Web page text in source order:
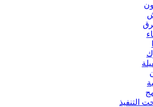
التنفيذ